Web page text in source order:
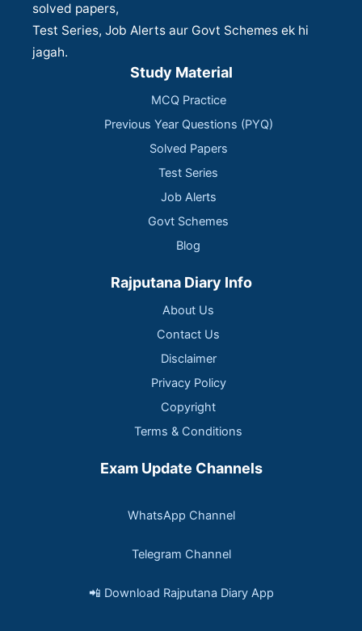
solved papers,
Test Series, Job Alerts aur Govt Schemes ek hi
jagah.
Study Material
MCQ Practice
Previous Year Questions (PYQ)
Solved Papers
Test Series
Job Alerts
Govt Schemes
Blog
Rajputana Diary Info
About Us
Contact Us
Disclaimer
Privacy Policy
Copyright
Terms & Conditions
Exam Update Channels
WhatsApp Channel
Telegram Channel
📲 Download Rajputana Diary App